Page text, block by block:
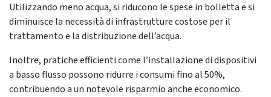
Utilizzando meno acqua, si riducono le spese in bolletta e si
diminuisce la necessità di infrastrutture costose per il
trattamento e la distribuzione dell’acqua.
Inoltre, pratiche efficienti come l’installazione di dispositivi
a basso flusso possono ridurre i consumi fino al 50%,
contribuendo a un notevole risparmio anche economico.